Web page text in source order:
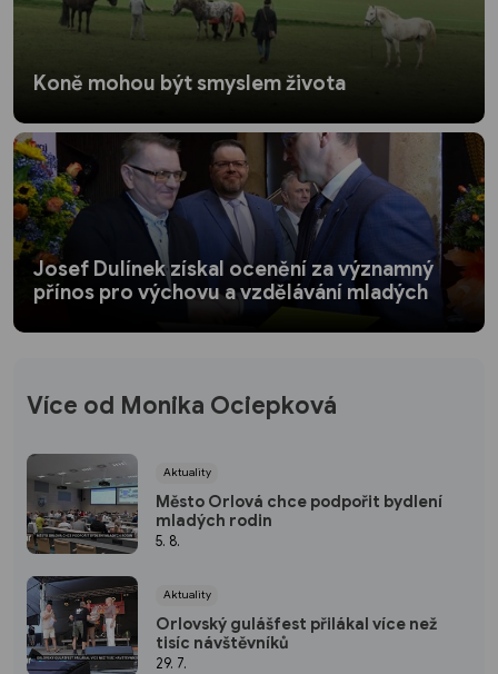
Koně mohou být smyslem života
Josef Dulínek získal ocenění za významný
přínos pro výchovu a vzdělávání mladých
Více od Monika Ociepková
Aktuality
Město Orlová chce podpořit bydlení
mladých rodin
5. 8.
Aktuality
Orlovský gulášfest přilákal více než
tisíc návštěvníků
29. 7.